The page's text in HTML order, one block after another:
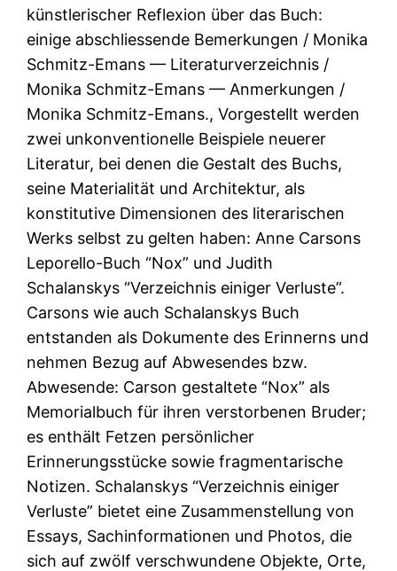
künstlerischer Reflexion über das Buch:
einige abschliessende Bemerkungen / Monika
Schmitz-Emans — Literaturverzeichnis /
Monika Schmitz-Emans — Anmerkungen /
Monika Schmitz-Emans., Vorgestellt werden
zwei unkonventionelle Beispiele neuerer
Literatur, bei denen die Gestalt des Buchs,
seine Materialität und Architektur, als
konstitutive Dimensionen des literarischen
Werks selbst zu gelten haben: Anne Carsons
Leporello-Buch “Nox” und Judith
Schalanskys “Verzeichnis einiger Verluste”.
Carsons wie auch Schalanskys Buch
entstanden als Dokumente des Erinnerns und
nehmen Bezug auf Abwesendes bzw.
Abwesende: Carson gestaltete “Nox” als
Memorialbuch für ihren verstorbenen Bruder;
es enthält Fetzen persönlicher
Erinnerungsstücke sowie fragmentarische
Notizen. Schalanskys “Verzeichnis einiger
Verluste” bietet eine Zusammenstellung von
Essays, Sachinformationen und Photos, die
sich auf zwölf verschwundene Objekte, Orte,